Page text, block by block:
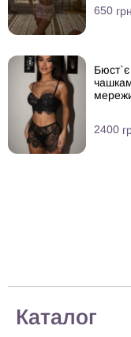
650 грн
Бюст`є
2400
Каталог